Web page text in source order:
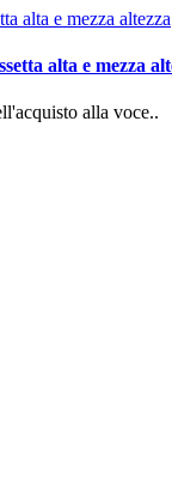
alta e mezza
alla voce..